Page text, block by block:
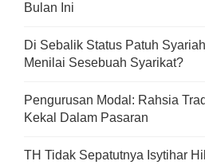
Bulan Ini
Di Sebalik Status Patuh
Menilai Sesebuah Syarikat?
Pengurusan Modal: Rahsia
Kekal Dalam Pasaran
TH Tidak Sepatutnya Isytihar